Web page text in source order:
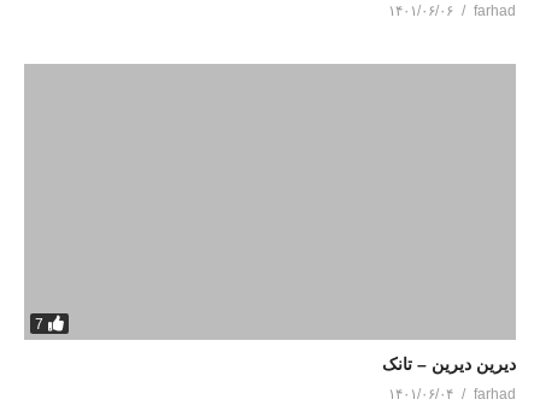
farhad ۱۴۰۱/۰۶/۰۶
7
دیرین دیرین – تانک
farhad ۱۴۰۱/۰۶/۰۴